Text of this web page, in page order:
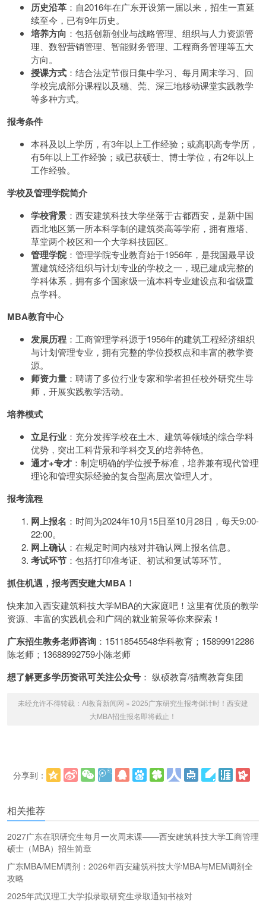
历史沿革 ：自2016年在广东开设第一届以来，招生一直延
续至今，已有9年历史。
培养方向 ：包括创新创业与战略管理、组织与人力资源管
理、数智营销管理、智能财务管理、工程商务管理等五大
方向。
授课方式 ：结合法定节假日集中学习、每月周末学习、回
学校完成部分课程以及穗、莞、深三地移动课堂实践教学
等多种方式。
报考条件
本科及以上学历，有3年以上工作经验；或高职高专学历，
有5年以上工作经验；或已获硕士、博士学位，有2年以上
工作经验。
学校及管理学院简介
学校背景 ：西安建筑科技大学坐落于古都西安，是新中国
西北地区第一所本科学制的建筑类高等学府，拥有雁塔、
草堂两个校区和一个大学科技园区。
管理学院：管理学院专业教育始于1956年，是我国最早设
置建筑经济组织与计划专业的学校之一，现已建成完整的
学科体系，拥有多个国家级一流本科专业建设点和省级重
点学科。
MBA教育中心
发展历程 ：工商管理学科源于1956年的建筑工程经济组织
与计划管理专业，拥有完整的学位授权点和丰富的教学资
源。
师资力量 ：聘请了多位行业专家和学者担任校外研究生导
师，开展实践教学活动。
培养模式
立足行业 ：充分发挥学校在土木、建筑等领域的综合学科
优势，突出工科背景和学科交叉的培养特色。
通才+专才 ：制定明确的学位授予标准，培养兼有现代管理
理论和管理实际经验的复合型高层次管理人才。
报考流程
网上报名 ：时间为2024年10月15日至10月28日，每天9:00-
22:00。
网上确认 ：在规定时间内核对并确认网上报名信息。
考试环节 ：包括打印准考证、初试和复试等环节。
抓住机遇，报考西安建大MBA！
快来加入西安建筑科技大学MBA的大家庭吧！这里有优质的教学
资源、丰富的实践机会和广阔的就业前景等你来探索！
广东招生教务老师咨询 ：15118545548华科教育；15899912286
陈老师；13688992759小陈老师
想了解更多学历资讯可关注公众号 ： 纵硕教育/猎鹰教育集团
未经允许不得转载： AI教育新闻网 » 2025广东研究生报考倒计时！西安建
大MBA招生报名即将截止！
分享到：
相关推荐
2027广东在职研究生每月一次周末课——西安建筑科技大学工商管理
硕士（MBA）招生简章
广东MBA/MEM调剂：2026年西安建筑科技大学MBA与MEM调剂全
攻略
2025年武汉理工大学拟录取研究生录取通知书核对